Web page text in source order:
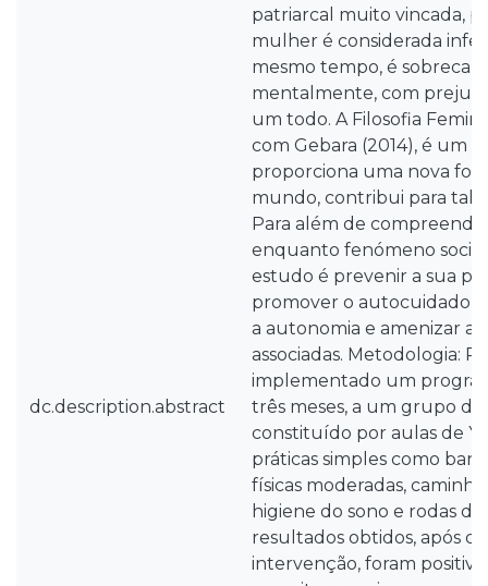
dc.description.abstract
patriarcal muito vincada,
mulher é considerada
mesmo tempo, é
mentalmente, com
um todo. A Filosofia
com Gebara (2014), é um
proporciona uma nova
mundo, contribui para tal
Para além de
enquanto fenómeno
estudo é prevenir a sua
promover o autocuidado,
a autonomia e amenizar as
associadas. Metodologia:
implementado um
três meses, a um grupo
constituído por aulas de
práticas simples como
físicas moderadas,
higiene do sono e rodas de
resultados obtidos, após o
intervenção, foram